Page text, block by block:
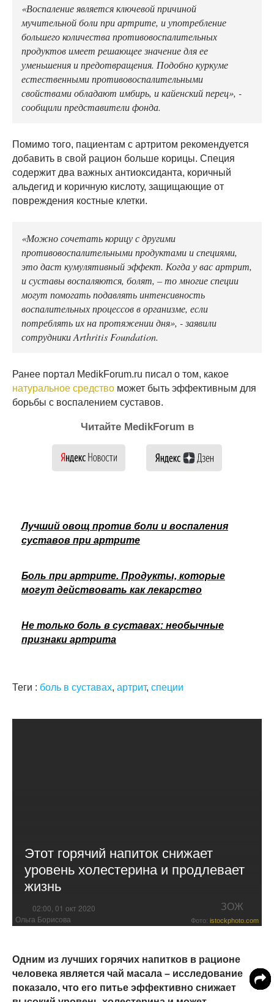
«Воспаление является ключевой причиной
мучительной боли при артрите, и употребление
большего количества противовоспалительных
продуктов имеет решающее значение для ее
уменьшения и предотвращения. Подобно куркуме
естественными противовоспалительными
свойствами обладают имбирь, и кайенский перец», -
сообщили представители фонда.
Помимо того, пациентам с артритом рекомендуется
добавить в свой рацион больше корицы. Специя
содержит два важных антиоксиданта, коричный
альдегид и коричную кислоту, защищающие от
повреждения костные клетки.
«Можно сочетать корицу с другими
противовоспалительными продуктами и специями,
это даст кумулятивный эффект. Когда у вас артрит,
и суставы воспаляются, болят, – то многие специи
могут помогать подавлять интенсивность
воспалительных процессов в организме, если
потреблять их на протяжении дня», - заявили
сотрудники Arthritis Foundation.
Ранее портал MedikForum.ru писал о том, какое
натуральное средство может быть эффективным для
борьбы с воспалением суставов.
Читайте MedikForum в
Лучший овощ против боли и воспаления
суставов при артрите
Боль при артрите. Продукты, которые
могут действовать как лекарство
Не только боль в суставах: необычные
признаки артрита
Теги : боль в суставах, артрит, специи
Этот горячий напиток снижает
уровень холестерина и продлевает
жизнь
02:00, 01 окт 2020 ЗОЖ
Ольга Борисова Фото: istockphoto.com
Одним из лучших горячих напитков в рационе
человека является чай масала – исследование
показало, что его питье эффективно снижает